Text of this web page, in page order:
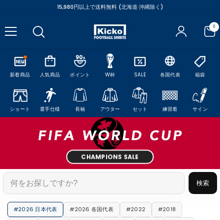
コンテンツにスキップ15,980円以上で送料無料 (北海道·沖縄除く)
00
ア
新着商品 人気商品 ポイント W杯 SALE 各国代表 福袋
ショート 選手仕様 長袖 アウター セット 練習着 サイン
CHAMPIONS SALE
検索
#2026 日本代表 #2026 各国代表 #2022
#2018